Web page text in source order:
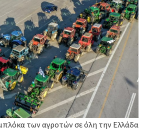
των αγροτών σε όλη την Ελλάδα